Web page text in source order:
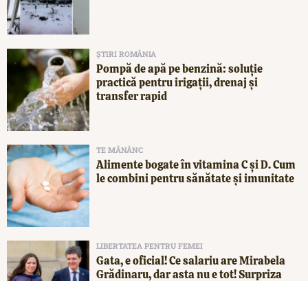
ȘTIRI ROMÂNIA
Pompă de apă pe benzină: soluție
practică pentru irigații, drenaj și
transfer rapid
TE MĂNÂNC
Alimente bogate în vitamina C și D. Cum
le combini pentru sănătate și imunitate
LIBERTATEA PENTRU FEMEI
Gata, e oficial! Ce salariu are Mirabela
Grădinaru, dar asta nu e tot! Surpriza